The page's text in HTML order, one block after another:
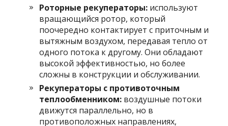
Роторные рекуператоры: используют
вращающийся ротор, который
поочередно контактирует с приточным и
вытяжным воздухом, передавая тепло от
одного потока к другому. Они обладают
высокой эффективностью, но более
сложны в конструкции и обслуживании.
Рекуператоры с противоточным
теплообменником: воздушные потоки
движутся параллельно, но в
противоположных направлениях,